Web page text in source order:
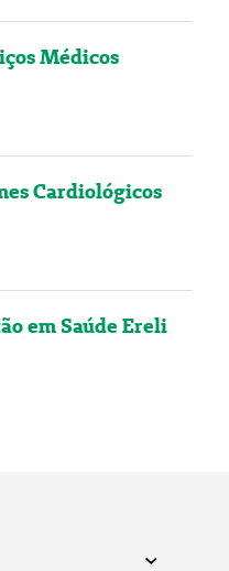
Médicos
Cardiológicos
em Saúde Ereli